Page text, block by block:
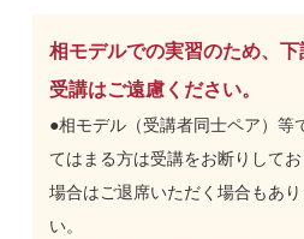
相モデルでの実習のため、
受講はご遠慮ください。
●相モデル（受講者同士ペア）等
てはまる方は受講をお断りして
場合はご退席いただく場合もあ
い。